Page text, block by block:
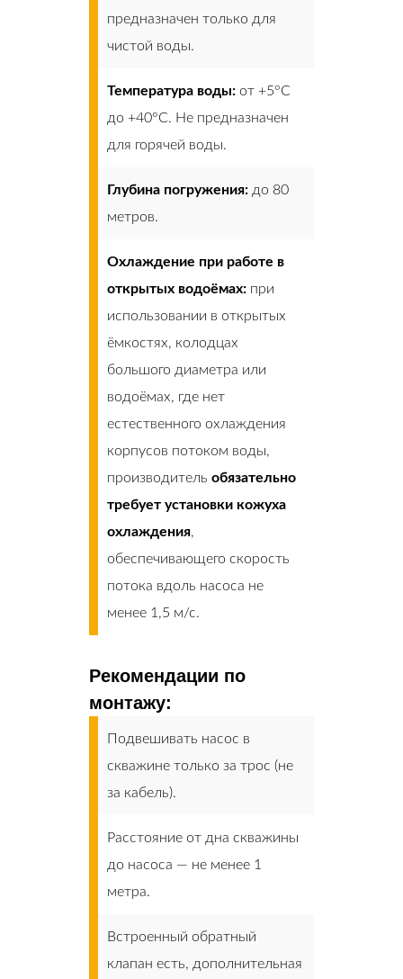
предназначен только для
чистой воды.
Температура воды: от +5°C
до +40°C. Не предназначен
для горячей воды.
Глубина погружения: до 80
метров.
Охлаждение при работе в
открытых водоёмах: при
использовании в открытых
ёмкостях, колодцах
большого диаметра или
водоёмах, где нет
естественного охлаждения
корпусов потоком воды,
производитель обязательно
требует установки кожуха
охлаждения,
обеспечивающего скорость
потока вдоль насоса не
менее 1,5 м/с.
Рекомендации по
монтажу:
Подвешивать насос в
скважине только за трос (не
за кабель).
Расстояние от дна скважины
до насоса — не менее 1
метра.
Встроенный обратный
клапан есть, дополнительная